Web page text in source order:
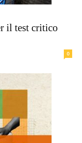
il test critico
0